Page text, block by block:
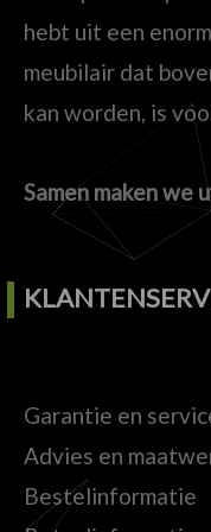
hebt uit een
meubilair dat
kan worden, is
Samen maken we
Garantie en
Advies en
Bestelinformatie